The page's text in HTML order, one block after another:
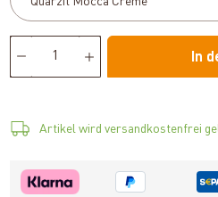
In
Artikel wird versandkostenfrei